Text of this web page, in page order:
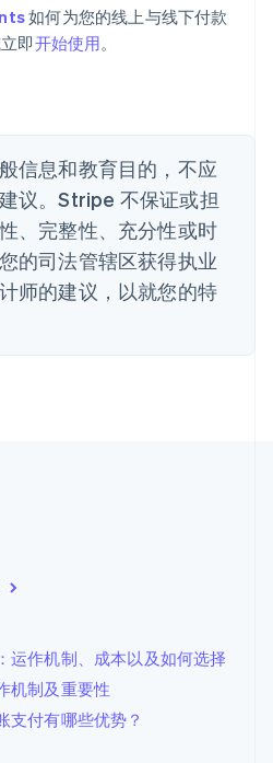
如何为您的线上与线下付款
即开始使用。
信息和教育目的，不应
议。Stripe 不保证或担
、完整性、充分性或时
的司法管辖区获得执业
师的建议，以就您的特
运作机制、成本以及如何选择
机制及重要性
支付有哪些优势？